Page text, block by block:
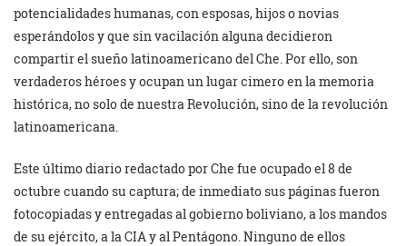
potencialidades humanas, con esposas, hijos o novias
esperándolos y que sin vacilación alguna decidieron
compartir el sueño latinoamericano del Che. Por ello, son
verdaderos héroes y ocupan un lugar cimero en la memoria
histórica, no solo de nuestra Revolución, sino de la revolución
latinoamericana.
Este último diario redactado por Che fue ocupado el 8 de
octubre cuando su captura; de inmediato sus páginas fueron
fotocopiadas y entregadas al gobierno boliviano, a los mandos
de su ejército, a la CIA y al Pentágono. Ninguno de ellos